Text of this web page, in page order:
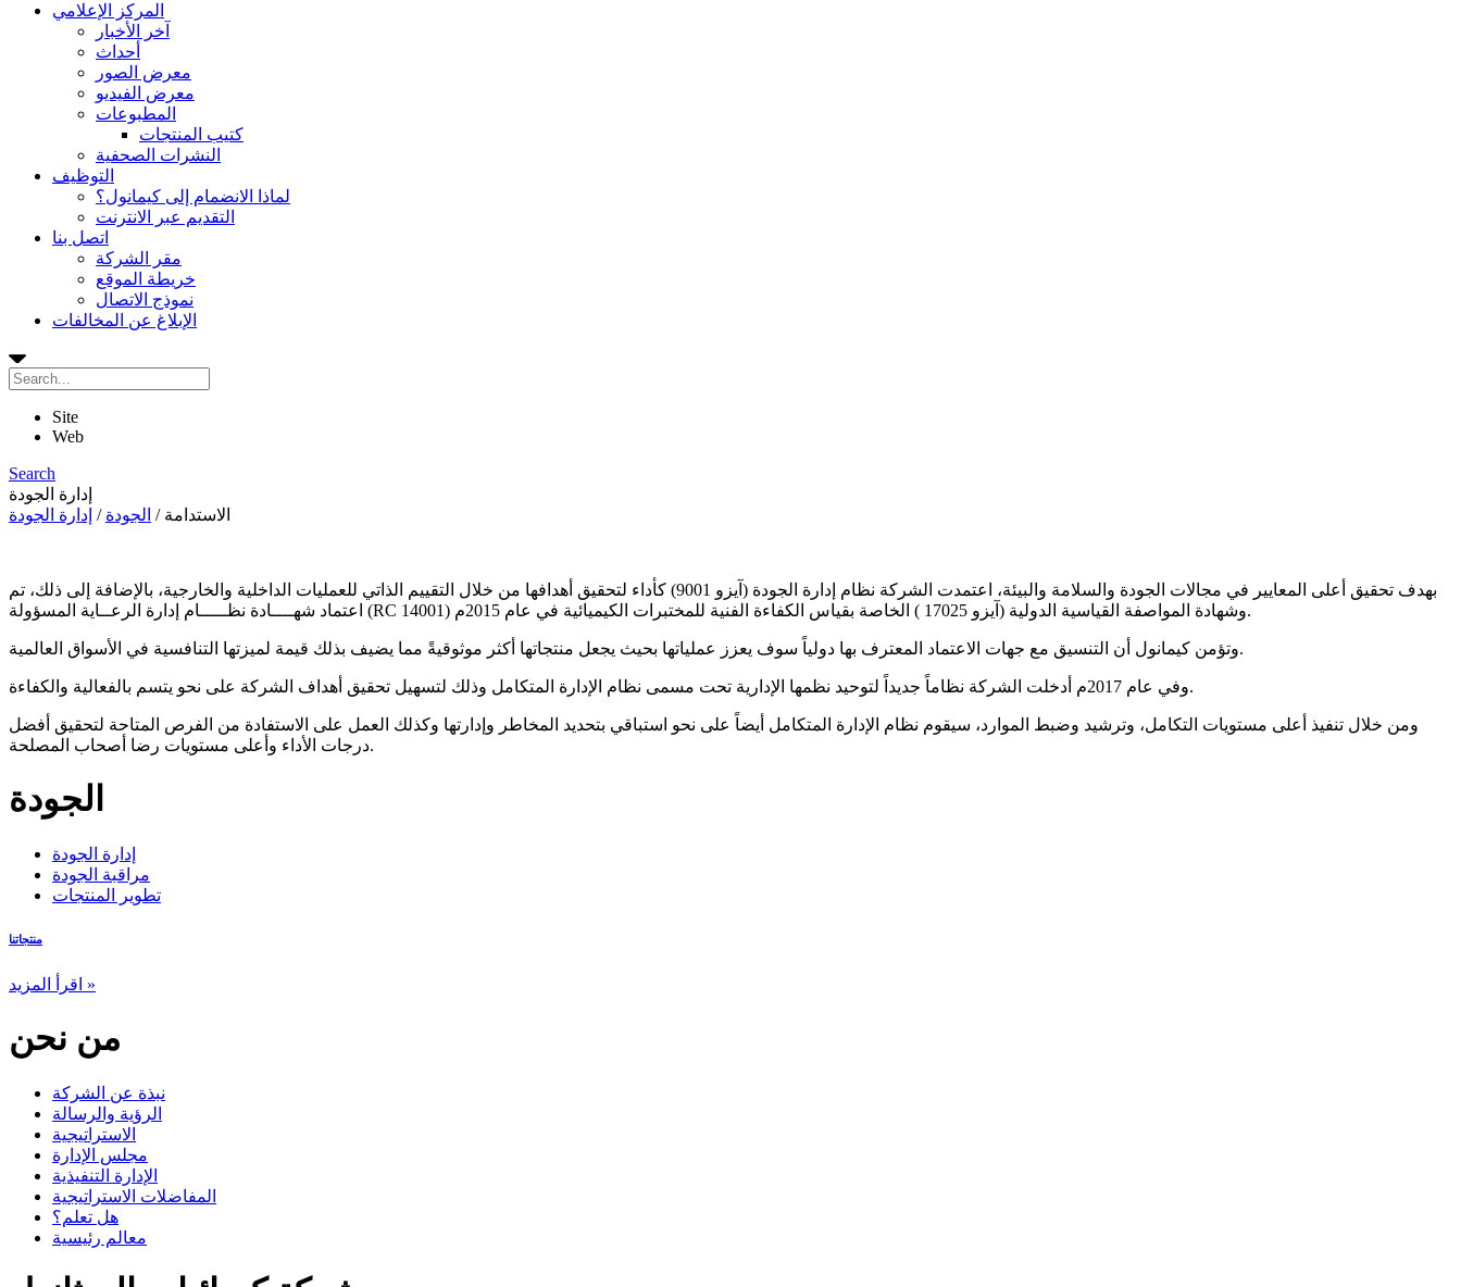
المركز الإعلامي
آخر الأخبار
أحداث
معرض الصور
معرض الفيديو
المطبوعات
كتيب المنتجات
النشرات الصحفية
التوظيف
لماذا الانضمام إلى كيمانول؟
التقديم عبر الانترنت
اتصل بنا
مقر الشركة
خريطة الموقع
نموذج الاتصال
الإبلاغ عن المخالفات
Site
Web
Search
إدارة الجودة
الاستدامة / الجودة / إدارة الجودة
بهدف تحقيق أعلى المعايير في مجالات الجودة والسلامة والبيئة، اعتمدت الشركة نظام إدارة الجودة (آيزو 9001) كأداء لتحقيق أهدافها من خلال التقييم الذاتي للعمليات الداخلية والخارجية، بالإضافة إلى ذلك، تم
اعتماد شهــــادة نظـــــام إدارة الرعــاية المسؤولة (RC 14001) وشهادة المواصفة القياسية الدولية (آيزو 17025 ) الخاصة بقياس الكفاءة الفنية للمختبرات الكيميائية في عام 2015م.
وتؤمن كيمانول أن التنسيق مع جهات الاعتماد المعترف بها دولياً سوف يعزز عملياتها بحيث يجعل منتجاتها أكثر موثوقيةً مما يضيف بذلك قيمة لميزتها التنافسية في الأسواق العالمية.
وفي عام 2017م أدخلت الشركة نظاماً جديداً لتوحيد نظمها الإدارية تحت مسمى نظام الإدارة المتكامل وذلك لتسهيل تحقيق أهداف الشركة على نحو يتسم بالفعالية والكفاءة.
ومن خلال تنفيذ أعلى مستويات التكامل، وترشيد وضبط الموارد، سيقوم نظام الإدارة المتكامل أيضاً على نحو استباقي بتحديد المخاطر وإدارتها وكذلك العمل على الاستفادة من الفرص المتاحة لتحقيق أفضل
درجات الأداء وأعلى مستويات رضا أصحاب المصلحة.
الجودة
إدارة الجودة
مراقبة الجودة
تطوير المنتجات
منتجاتنا
اقرأ المزيد »
من نحن
نبذة عن الشركة
الرؤية والرسالة
الاستراتيجية
مجلس الإدارة
الإدارة التنفيذية
المفاضلات الاستراتيجية
هل تعلم؟
معالم رئيسية